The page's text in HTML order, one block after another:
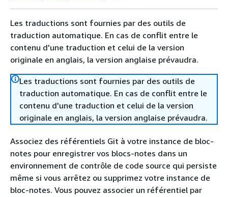
Les traductions sont fournies par des outils de
traduction automatique. En cas de conflit entre le
contenu d'une traduction et celui de la version
originale en anglais, la version anglaise prévaudra.
Les traductions sont fournies par des outils de
traduction automatique. En cas de conflit entre le
contenu d'une traduction et celui de la version
originale en anglais, la version anglaise prévaudra.
Associez des référentiels Git à votre instance de bloc-
notes pour enregistrer vos blocs-notes dans un
environnement de contrôle de code source qui persiste
même si vous arrêtez ou supprimez votre instance de
bloc-notes. Vous pouvez associer un référentiel par